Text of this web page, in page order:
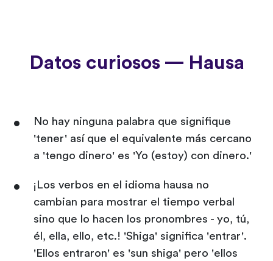
Datos curiosos — Hausa
No hay ninguna palabra que signifique
'tener' así que el equivalente más cercano
a 'tengo dinero' es 'Yo (estoy) con dinero.'
¡Los verbos en el idioma hausa no
cambian para mostrar el tiempo verbal
sino que lo hacen los pronombres - yo, tú,
él, ella, ello, etc.! 'Shiga' significa 'entrar'.
'Ellos entraron' es 'sun shiga' pero 'ellos